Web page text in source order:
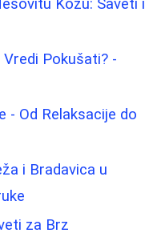
Kožu: Saveti i
Pokušati? -
- Od Relaksacije do
i Bradavica u
za Brz